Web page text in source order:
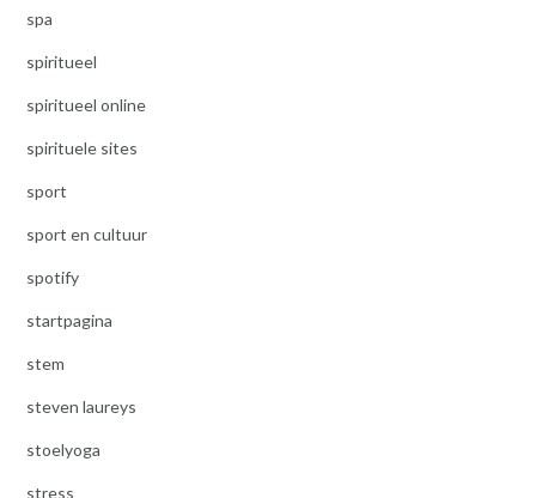
spa
spiritueel
spiritueel online
spirituele sites
sport
sport en cultuur
spotify
startpagina
stem
steven laureys
stoelyoga
stress